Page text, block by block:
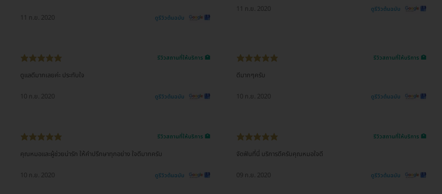
11 ก.ย. 2020 ดูรีวิวต้นฉบับ
11 ก.ย. 2020 ดูรีวิวต้นฉบับ
รีวิวสถานที่ให้บริการ 🏥
ดูแลดีมากเลยค่ะ ประทับใจ
10 ก.ย. 2020 ดูรีวิวต้นฉบับ
รีวิวสถานที่ให้บริการ 🏥
ดีมากๆครับ
10 ก.ย. 2020 ดูรีวิวต้นฉบับ
รีวิวสถานที่ให้บริการ 🏥
คุณหมอและผู้ช่วยน่ารัก ให้คำปรึกษาทุกอย่าง ใจดีมากครับ
10 ก.ย. 2020 ดูรีวิวต้นฉบับ
รีวิวสถานที่ให้บริการ 🏥
จัดฟันที่นี่ บริการดีครับคุณหมอใจดี
09 ก.ย. 2020 ดูรีวิวต้นฉบับ